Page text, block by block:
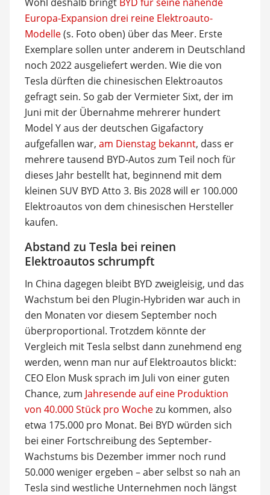
Europa-Expansion drei reine Elektroauto-
Modelle(s. Foto oben) über das Meer. Erste
Exemplare sollen unter anderem in Deutschland
noch 2022 ausgeliefert werden. Wie die von
Tesla dürften die chinesischen Elektroautos
gefragt sein. So gab der Vermieter Sixt, der im
Juni mit der Übernahme mehrerer hundert
Model Y aus der deutschen Gigafactory
aufgefallen war, am Dienstag bekannt, dass er
mehrere tausend BYD-Autos zum Teil noch für
dieses Jahr bestellt hat, beginnend mit dem
kleinen SUV BYD Atto 3. Bis 2028 will er 100.000
Elektroautos von dem chinesischen Hersteller
kaufen.
Abstand zu Tesla bei reinen
Elektroautos schrumpft
In China dagegen bleibt BYD zweigleisig, und das
Wachstum bei den Plugin-Hybriden war auch in
den Monaten vor diesem September noch
überproportional. Trotzdem könnte der
Vergleich mit Tesla selbst dann zunehmend eng
werden, wenn man nur auf Elektroautos blickt:
CEO Elon Musk sprach im Juli von einer guten
Chance, zum Jahresende auf eine Produktion
von 40.000 Stück pro Wochezu kommen, also
etwa 175.000 pro Monat. Bei BYD würden sich
bei einer Fortschreibung des September-
Wachstums bis Dezember immer noch rund
50.000 weniger ergeben – aber selbst so nah an
Tesla sind westliche Unternehmen noch längst